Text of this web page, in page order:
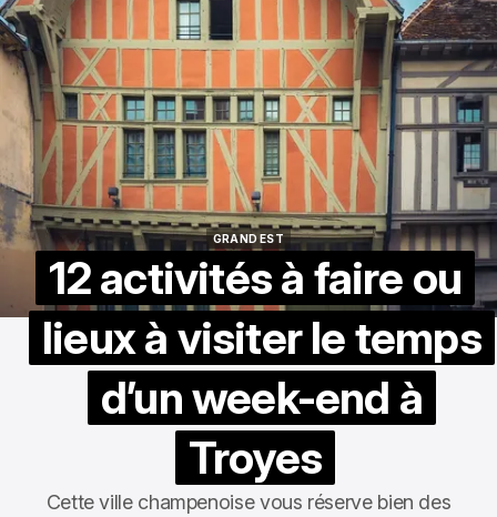
GRAND EST
12 activités à faire ou
lieux à visiter le temps
d’un week-end à
Troyes
Cette ville champenoise vous réserve bien des